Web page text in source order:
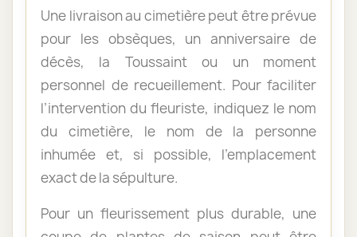
Une livraison au cimetière peut être prévue
pour les obsèques, un anniversaire de
décès, la Toussaint ou un moment
personnel de recueillement. Pour faciliter
l’intervention du fleuriste, indiquez le nom
du cimetière, le nom de la personne
inhumée et, si possible, l’emplacement
exact de la sépulture.
Pour un fleurissement plus durable, une